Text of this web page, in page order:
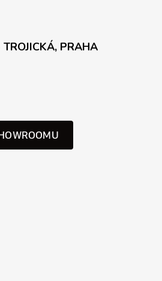
PRAHA